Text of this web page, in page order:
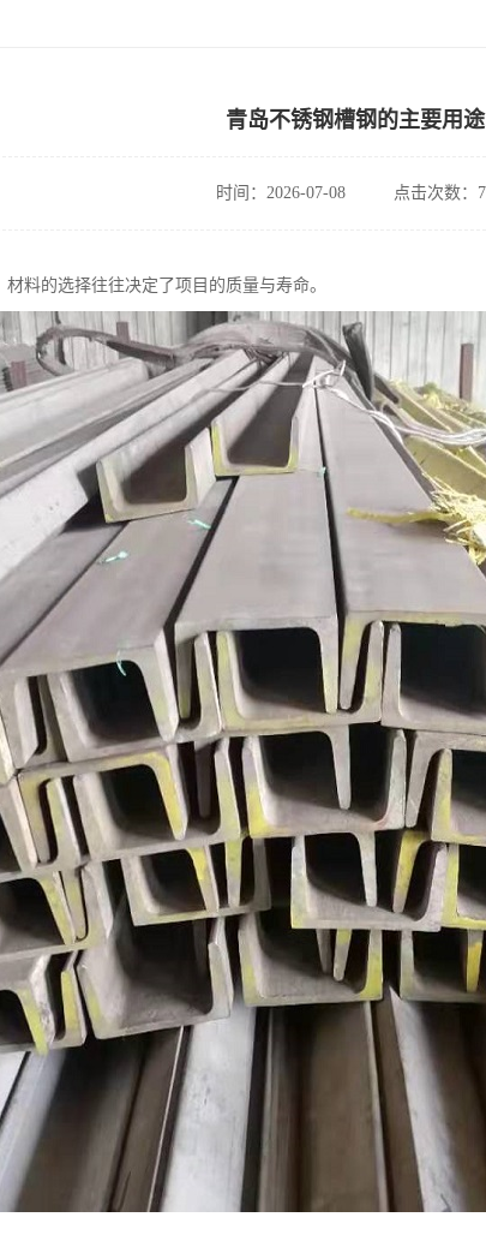
青岛不锈钢槽钢的主要用途
时间：2026-07-08 点击次数：
料的选择往往决定了项目的质量与寿命。